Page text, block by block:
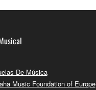
De Música
Music Foundation of Europe